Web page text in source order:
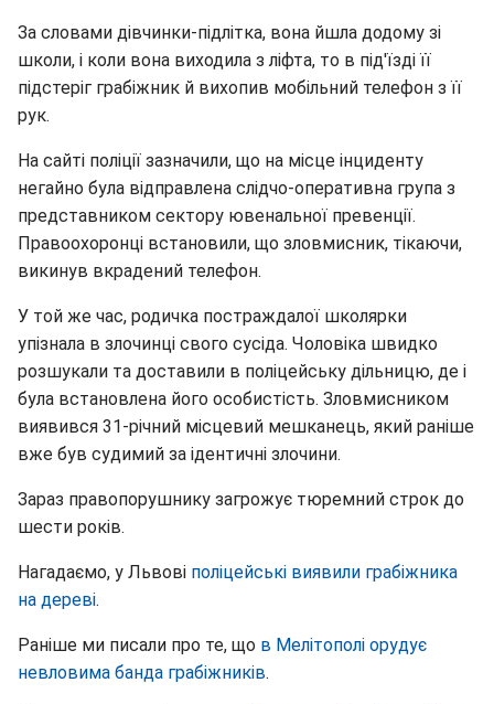
За словами дівчинки-підлітка, вона йшла додому зі
школи, i коли вона виходила з ліфта, то в під'їзді її
підстеріг грабіжник й вихопив мобільний телефон з її
рук.
На сайті поліції зазначили, що на місце інциденту
негайно була відправлена слідчо-оперативна група з
представником сектору ювенальної превенції.
Правоохоронці встановили, що зловмисник, тікаючи,
викинув вкрадений телефон.
У той же час, родичка постраждалої школярки
упізнала в злочинцi свого сусіда. Чоловіка швидко
розшукали та доставили в поліцейську дільницю, де і
була встановлена його особистість. Зловмисником
виявився 31-річний місцевий мешканець, який раніше
вже був судимий за ідентичні злочини.
Зараз правопорушнику загрожує тюремний строк до
шести років.
Нагадаємо, у Львові поліцейські виявили грабіжника
на дереві.
Раніше ми писали про те, що в Мелітополі орудує
невловима банда грабіжників.